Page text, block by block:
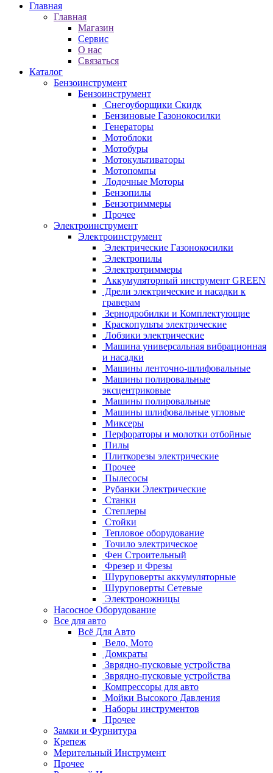
Главная
Главная
Магазин
Сервис
О нас
Связаться
Каталог
Бензоинструмент
Бензоинструмент
Снегоуборщики Скидк
Бензиновые Газонокосилки
Генераторы
Мотоблоки
Мотобуры
Мотокультиваторы
Мотопомпы
Лодочные Моторы
Бензопилы
Бензотриммеры
Прочее
Электроинструмент
Электроинструмент
Электрические Газонокосилки
Электропилы
Электротриммеры
Аккумуляторный инструмент GREEN
Дрели электрические и насадки к
граверам
Зернодробилки и Комплектующие
Краскопульты электрические
Лобзики электрические
Машина универсальная вибрационная
и насадки
Машины ленточно-шлифовальные
Машины полировальные
эксцентриковые
Машины полировальные
Машины шлифовальные угловые
Миксеры
Перфораторы и молотки отбойные
Пилы
Плиткорезы электрические
Прочее
Пылесосы
Рубанки Электрические
Станки
Степлеры
Стойки
Тепловое оборудование
Точило электрическое
Фен Строительный
Фрезер и Фрезы
Шуруповерты аккумуляторные
Шуруповерты Сетевые
Электроножницы
Насосное Оборудование
Все для авто
Всё Для Авто
Вело, Мото
Домкраты
Зврядно-пусковые устройства
Зврядно-пусковые устройства
Компрессоры для авто
Мойки Высокого Давления
Наборы инструментов
Прочее
Замки и Фурнитура
Крепеж
Мерительный Инструмент
Прочее